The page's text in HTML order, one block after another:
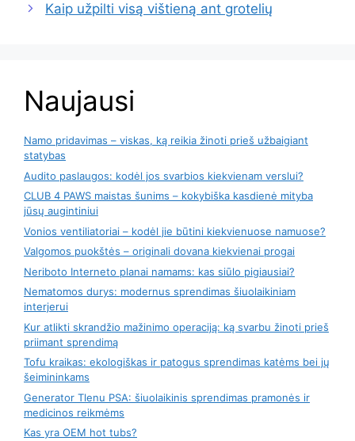
Kaip užpilti visą vištieną ant grotelių
Naujausi
Namo pridavimas – viskas, ką reikia žinoti prieš užbaigiant
statybas
Audito paslaugos: kodėl jos svarbios kiekvienam verslui?
CLUB 4 PAWS maistas šunims – kokybiška kasdienė mityba
jūsų augintiniui
Vonios ventiliatoriai – kodėl jie būtini kiekvienuose namuose?
Valgomos puokštės – originali dovana kiekvienai progai
Neriboto Interneto planai namams: kas siūlo pigiausiai?
Nematomos durys: modernus sprendimas šiuolaikiniam
interjerui
Kur atlikti skrandžio mažinimo operaciją: ką svarbu žinoti prieš
priimant sprendimą
Tofu kraikas: ekologiškas ir patogus sprendimas katėms bei jų
šeimininkams
Generator Tlenu PSA: šiuolaikinis sprendimas pramonės ir
medicinos reikmėms
Kas yra OEM hot tubs?